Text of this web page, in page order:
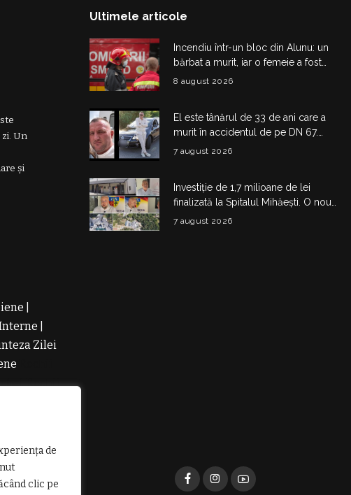
de
clic pe
zi. Un
și
Zilei
Rochii
Ultimele articole
Incendiu într-un bloc din Alunu: un
bărbat a murit, iar o femeie a fost
salvată din apartamentul cuprins de
8 august 2026
El este tânărul de 33 de ani care a
murit în accidentul de pe DN 67.
Dragoș Mihail lasă în urmă o fetiță
7 august 2026
Investiție de 1,7 milioane de lei
finalizată la Spitalul Mihăești. O nouă
clădire medico-administrativă a fost
7 august 2026